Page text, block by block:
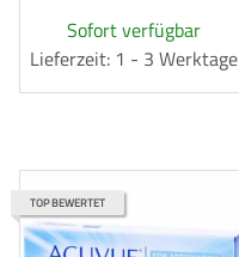
Sofort verfügbar
Lieferzeit: 1 - 3 Werktage
TOP BEWERTET